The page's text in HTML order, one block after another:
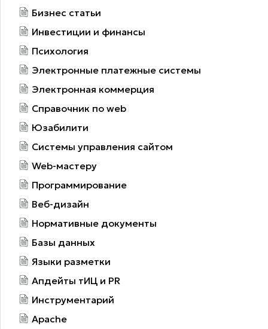
Бизнес статьи
Инвестиции и финансы
Психология
Электронные платежные системы
Электронная коммерция
Справочник по web
Юзабилити
Системы управления сайтом
Web-мастеру
Программирование
Веб-дизайн
Нормативные документы
Базы данных
Языки разметки
Апдейты тИЦ и PR
Инструментарий
Apache